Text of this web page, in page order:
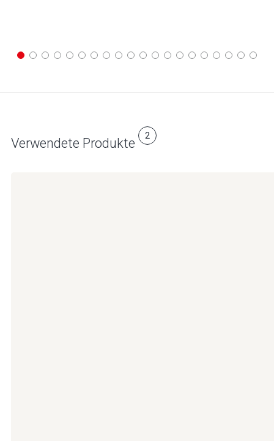
Verwendete Produkte 2